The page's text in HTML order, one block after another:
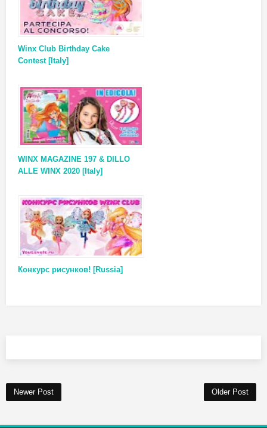
Winx Club Birthday Cake
Contest [Italy]
WINX MAGAZINE 197 & DILLO
ALLE WINX 2020 [Italy]
Конкурс рисунков! [Russia]
Newer Post Older Post